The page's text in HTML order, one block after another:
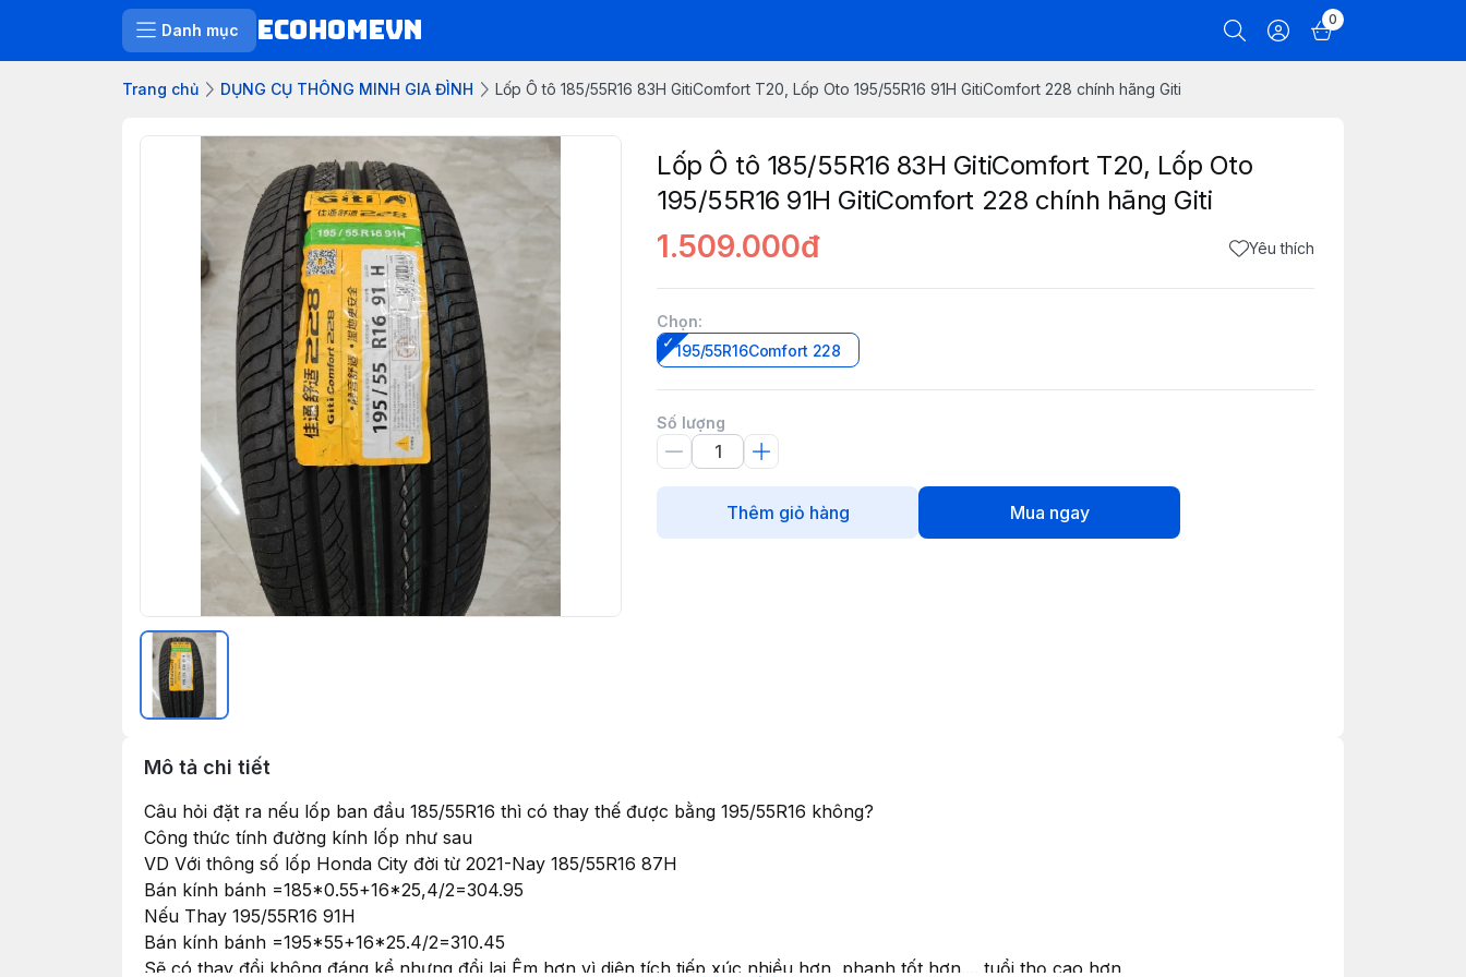
Danh mục ECOHOMEVN 0
Trang chủ DỤNG CỤ THÔNG MINH GIA ĐÌNH Lốp Ô tô 185/55R16 83H GitiComfort T20, Lốp Oto 195/55R16 91H GitiComfort 228 chính hãng Giti
Lốp Ô tô 185/55R16 83H GitiComfort T20, Lốp Oto
195/55R16 91H GitiComfort 228 chính hãng Giti
1.509.000đ Yêu thích
Chọn:
195/55R16Comfort 228
Số lượng
Thêm giỏ hàng Mua ngay
Mô tả chi tiết
Câu hỏi đặt ra nếu lốp ban đầu 185/55R16 thì có thay thế được bằng 195/55R16 không?
Công thức tính đường kính lốp như sau
VD Với thông số lốp Honda City đời từ 2021-Nay 185/55R16 87H
Bán kính bánh =185*0.55+16*25,4/2=304.95
Nếu Thay 195/55R16 91H
Bán kính bánh =195*55+16*25.4/2=310.45
Sẽ có thay đổi không đáng kể nhưng đổi lại Êm hơn vì diện tích tiếp xúc nhiều hơn, phanh tốt hơn.... tuổi thọ cao hơn